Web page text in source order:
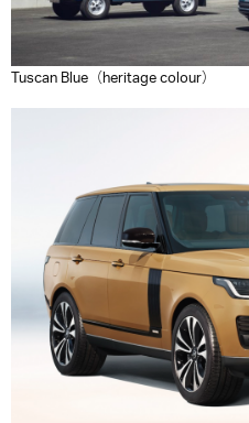
Tuscan Blue（heritage colour）